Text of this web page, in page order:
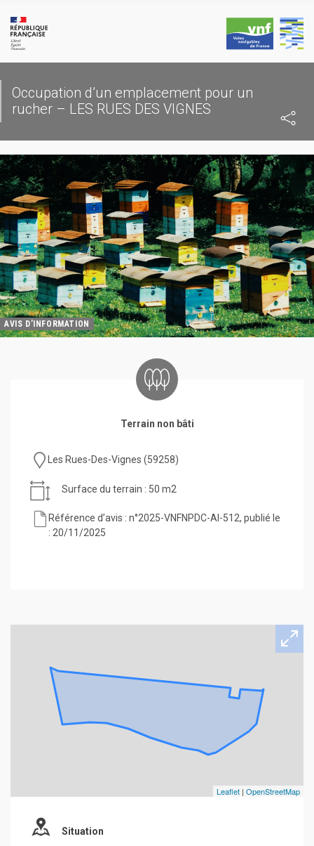
content
Occupation d’un emplacement pour un
rucher – LES RUES DES VIGNES
AVIS D’INFORMATION
Terrain non bâti
Les Rues-Des-Vignes (59258)
Surface du terrain : 50 m2
Référence d’avis : n°2025-VNFNPDC-AI-512, publié le
: 20/11/2025
Leaflet | OpenStreetMap
Situation